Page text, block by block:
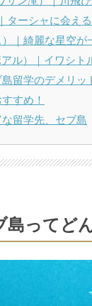
ターシャに会え
｜綺麗な星空が
ル）｜イワシト
留学のデメリッ
すめ！
留学先、セブ島
島ってど